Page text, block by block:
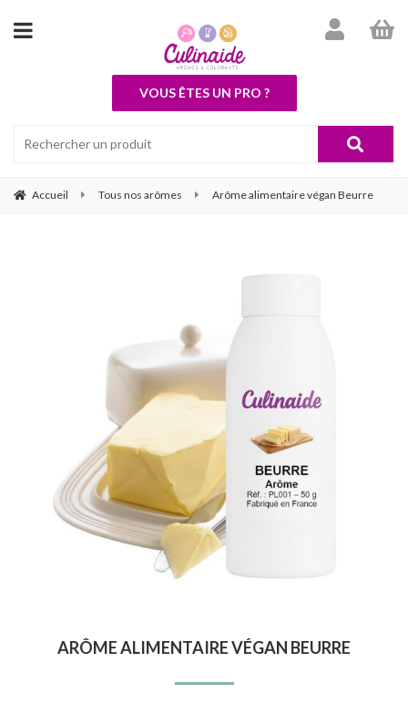
VOUS ÊTES UN PRO ?
Accueil Tous nos arômes Arôme alimentaire végan Beurre
ARÔME ALIMENTAIRE VÉGAN BEURRE